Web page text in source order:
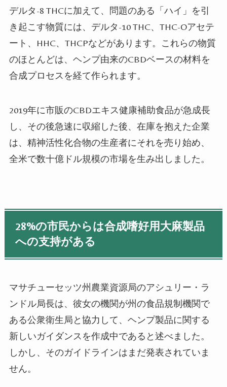
デルタ-8 THCに加えて、問題のある「ハイ」を引
き起こす物質には、デルタ-10 THC、THC-Oアセテ
ート、HHC、THCPなどがあります。これらの物質
のほとんどは、ヘンプ由来のCBDベースの材料を
合成プロセスを経て作られます。
2019年に市販のCBDエキス健康補助食品が急成長
し、その後急速に収縮した後、在庫を抱えた企業
は、精神活性化合物の生産者にそれを売り始め、
全米で数十億ドル規模の市場を生み出しました。
28%の市民からは合成嗜好用大麻製品
への支持がある
マサチューセッツ州農業資源局のアシュリー・ラ
ンドル局長は、彼女の機関が州の食品規制機関で
ある公衆衛生局と協力して、ヘンプ製品に関する
新しいガイダンスを作成中であると述べました。
しかし、そのガイドラインはまだ発表されていま
せん。